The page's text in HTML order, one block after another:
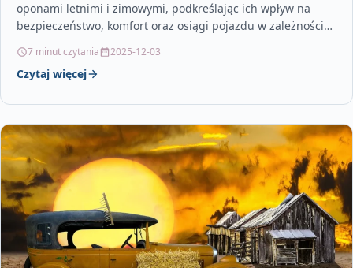
oponami letnimi i zimowymi, podkreślając ich wpływ na
bezpieczeństwo, komfort oraz osiągi pojazdu w zależności
7 minut czytania 2025-12-03
Czytaj więcej